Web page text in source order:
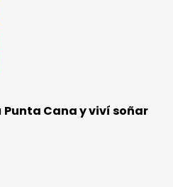
Cana y viví soñar